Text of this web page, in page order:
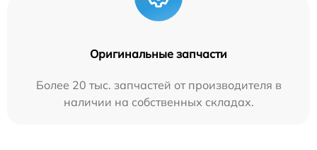
Оригинальные запчасти
Более 20 тыс. запчастей от производителя в
наличии на собственных складах.